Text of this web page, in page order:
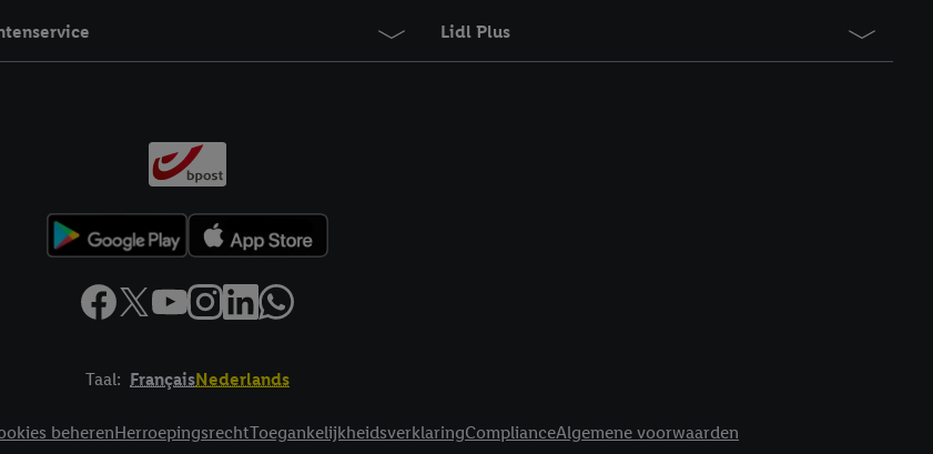
Lidl Plus
Taal: FrançaisNederlands
beherenHerroepingsrechtToegankelijkheidsverklaringComplianceAlgemene voorwaarden